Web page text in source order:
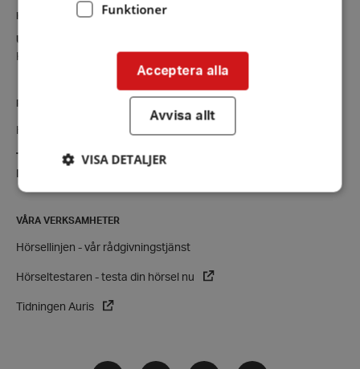
Uppvidinge
Hörselskadades Riksförbund (HRF)
Tel:
08-457 55 00 (växel)
VÅRA VERKSAMHETER
Hörsellinjen - vår rådgivningstjänst
Hörseltestaren - testa din hörsel nu
Tidningen Auris
Funktioner
Acceptera alla
Avvisa allt
VISA DETALJER
Strikt nödvändigt
Funktioner
Strikt nödvändiga kakor tillåter
och kontohantering. Webbplatsen kan inte